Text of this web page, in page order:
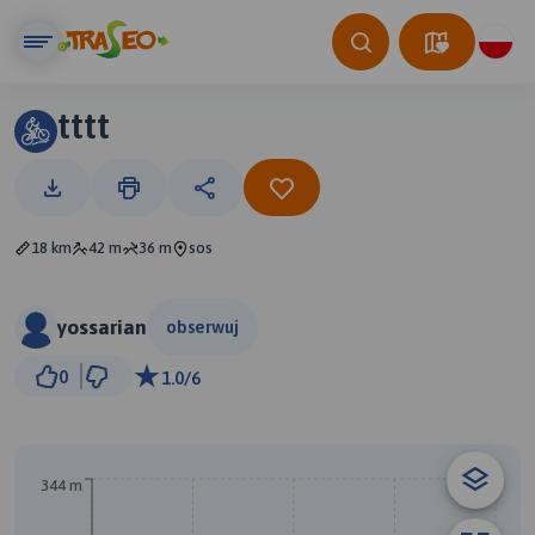
tttt
18 km 42 m 36 m sos
yossarian obserwuj
0 1.0/6
344 m